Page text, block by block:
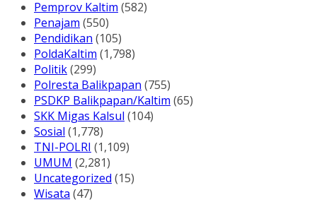
Pemprov Kaltim (582)
Penajam (550)
Pendidikan (105)
PoldaKaltim (1,798)
Politik(299)
Polresta Balikpapan (755)
PSDKP Balikpapan/Kaltim (65)
SKK Migas Kalsul (104)
Sosial (1,778)
TNI-POLRI (1,109)
UMUM (2,281)
Uncategorized (15)
Wisata (47)